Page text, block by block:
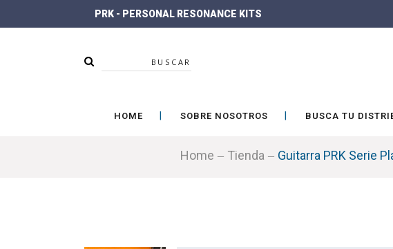
PRK - PERSONAL RESONANCE KITS
HOME SOBRE NOSOTROS BUSCA TU
Home Tienda Guitarra PRK Serie